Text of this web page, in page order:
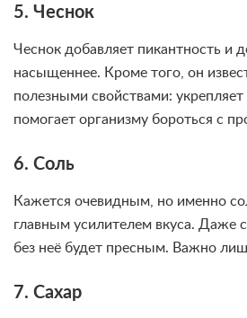
5. Чеснок
Чеснок добавляет пикантность и
насыщеннее. Кроме того, он
полезными свойствами:
помогает организму бороться с
6. Соль
Кажется очевидным, но именно
главным усилителем вкуса. Даже
без неё будет пресным. Важно
7. Сахар